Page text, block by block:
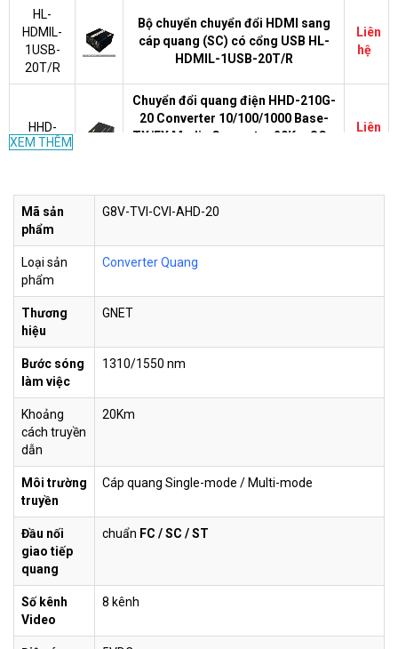
HL-
HDMIL-
1USB-
20T/R
Bộ chuyển chuyển đổi HDMI sang
cáp quang (SC) có cổng USB HL-
HDMIL-1USB-20T/R
Liên
hệ
HHD-
210G-20
Chuyển đổi quang điện HHD-210G-
20 Converter 10/100/1000 Base-
TX/FX Media Converter 20Km SC -
Liên
HL-
1V1D-20
Bộ chuyển đổi quang video 1 kênh
S005254
Bộ chuyển đổi quang điện AMP
hệ
HL-
HDMI-
1USB-
20T/R
Bộ chuyển đổi HDMI qua cáp quang
S005118
HHD-
120G-20
Chuyển đổi quang điện HHD-120G-
Media Converter 20Km SC - Single
hệ
S004733
RS485
hệ
XEM THÊM
Mã sản
phẩm
G8V-TVI-CVI-AHD-20
Loại sản
phẩm
Converter Quang
Thương
hiệu
GNET
Bước sóng
làm việc
1310/1550 nm
Khoảng
cách truyền
dẫn
20Km
Môi trường
truyền
Cáp quang Single-mode / Multi-mode
Đầu nối
giao tiếp
quang
chuẩn FC / SC / ST
Số kênh
Video
8 kênh